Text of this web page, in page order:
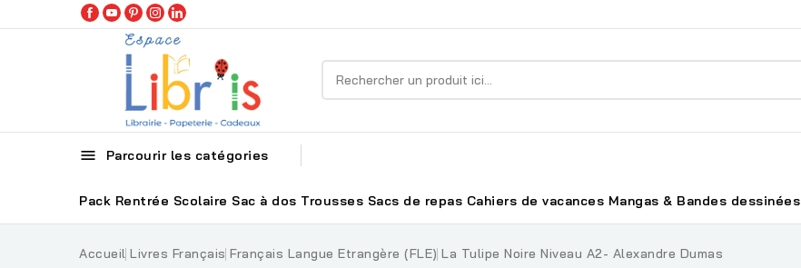
 Parcourir les catégories
Pack Rentrée Scolaire Sac à dos Trousses Sacs de repas Cahiers de vacances Mangas & Bandes dessinées
Accueil Livres Français Français Langue Etrangère (FLE) La Tulipe Noire Niveau A2- Alexandre Dumas